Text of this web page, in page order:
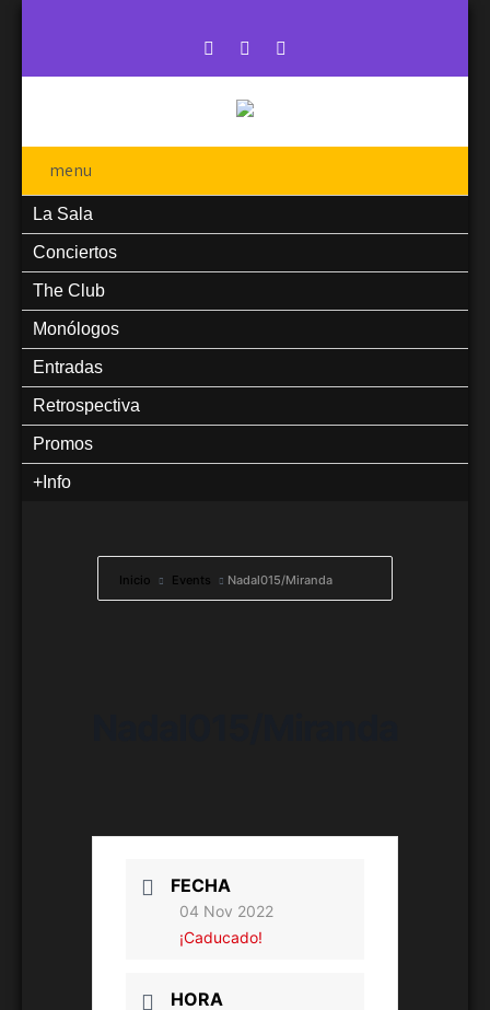
menu
La Sala
Conciertos
The Club
Monólogos
Entradas
Retrospectiva
Promos
+Info
Inicio Events Nadal015/Miranda
FECHA
04 Nov 2022
¡Caducado!
HORA